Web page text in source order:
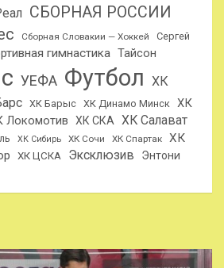
СБОРНАЯ РОССИИ
Сборная Словакии — Хоккей
Сергей
гимнастика Тайсон
УЕФА Футбол ХК
ХК Барыс ХК Динамо Минск ХК
Локомотив ХК СКА
ХК Салават
ХК Сибирь ХК Сочи ХК Спартак
ХК
ХК ЦСКА Эксклюзив
Энтони